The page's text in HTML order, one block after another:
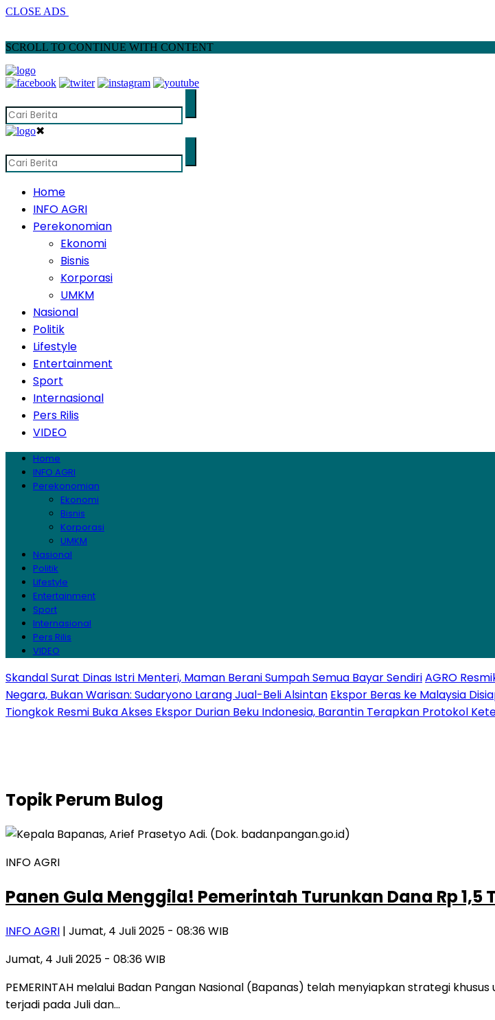
CLOSE ADS
SCROLL TO CONTINUE WITH CONTENT
✖
Home
INFO AGRI
Perekonomian
Ekonomi
Bisnis
Korporasi
UMKM
Nasional
Politik
Lifestyle
Entertainment
Sport
Internasional
Pers Rilis
VIDEO
Home
INFO AGRI
Perekonomian
Ekonomi
Bisnis
Korporasi
UMKM
Nasional
Politik
Lifestyle
Entertainment
Sport
Internasional
Pers Rilis
VIDEO
Skandal Surat Dinas Istri Menteri, Maman Berani Sumpah Semua Bayar SendiriAGRO
Negara, Bukan Warisan: Sudaryono Larang Jual-Beli Alsintan Ekspor Beras ke Malaysia
Tiongkok Resmi Buka Akses Ekspor Durian Beku Indonesia, Barantin Terapkan Protokol
TopikPerum Bulog
INFO AGRI
Panen Gula Menggila! Pemerintah Turunkan Dana Rp 1,5 T
INFO AGRI | Jumat, 4 Juli 2025 - 08:36 WIB
Jumat, 4 Juli 2025 - 08:36 WIB
PEMERINTAH melalui Badan Pangan Nasional (Bapanas) telah menyiapkan strategi
terjadi pada Juli dan…